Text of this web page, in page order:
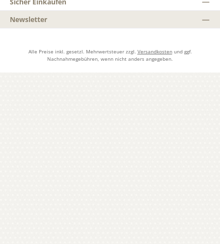
Newsletter
Alle Preise inkl. gesetzl. Mehrwertsteuer zzgl. Versandkostenund ggf.
Nachnahmegebühren, wenn nicht anders angegeben.